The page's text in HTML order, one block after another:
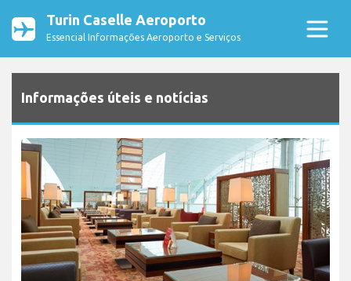
Turin Caselle Aeroporto
Essencial Informações Aeroporto e Serviços
Informações úteis e notícias